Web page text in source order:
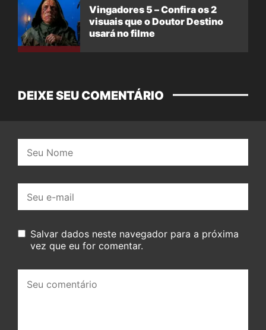
Vingadores 5 – Confira os 2
visuais que o Doutor Destino
usará no filme
DEIXE SEU COMENTÁRIO
mail:
Salvar dados neste navegador para a próxima
vez que eu for comentar.
comentário: